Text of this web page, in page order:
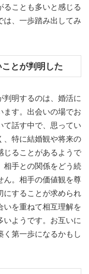
ることも多いと感じる
は、一歩踏み出してみ
とが判明した
判明するのは、婚活に
ます。出会いの場でお
て話す中で、思ってい
、特に結婚観や将来の
じることがあるようで
相手との関係をどう続
ん。相手の価値観を尊
にすることが求められ
いを重ねて相互理解を
いようです。お互いに
く第一歩になるかもし